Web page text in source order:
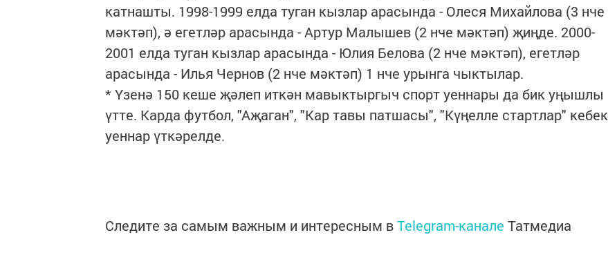
катнашты. 1998-1999 елда туган кызлар арасында - Олеся Михайлова (3 нче
мәктәп), ә егетләр арасында - Артур Малышев (2 нче мәктәп) җиңде. 2000-
2001 елда туган кызлар арасында - Юлия Белова (2 нче мәктәп), егетләр
арасында - Илья Чернов (2 нче мәктәп) 1 нче урынга чыктылар.
* Үзенә 150 кеше җәлеп иткән мавыктыргыч спорт уеннары да бик уңышлы
үтте. Карда футбол, "Аҗаган", "Кар тавы патшасы", "Күңелле стартлар" кебек
уеннар үткәрелде.
Следите за самым важным и интересным вTelegram-канале Татмедиа